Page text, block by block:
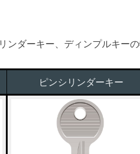
ンダーキー、ディンプルキーの
ピンシリンダーキー